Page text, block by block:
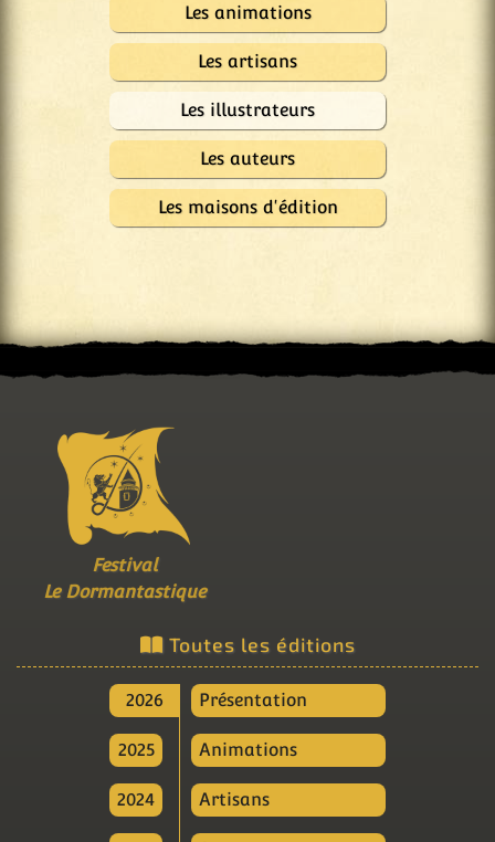
Les animations
Les artisans
Les illustrateurs
Les auteurs
Les maisons d'édition
Festival
Le Dormantastique
Toutes les éditions
2026
2025
2024
Présentation
Animations
Artisans